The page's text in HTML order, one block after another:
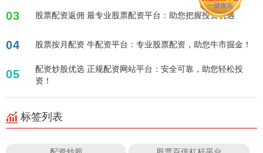
03 股票配资返佣 最专业股票配资平台：助您把握投资机遇
04 股票按月配资 牛配资平台：专业股票配资，助您牛市掘金！
05
配资炒股优选 正规配资网站平台：安全可靠，助您轻松投
资！
标签列表